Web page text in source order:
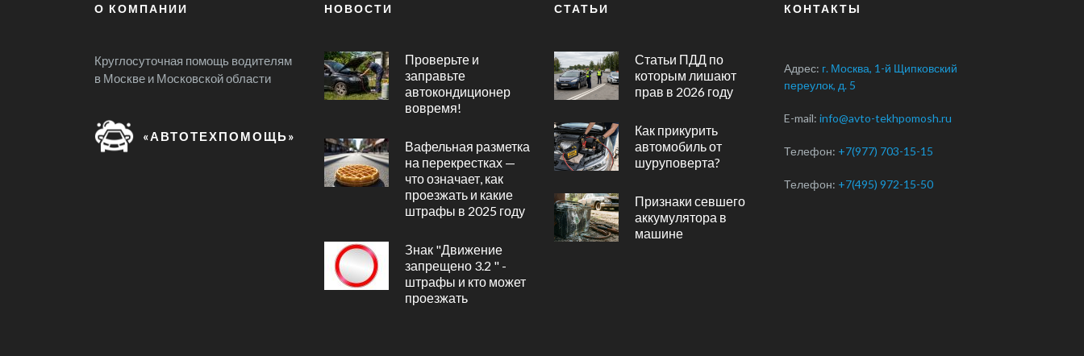
О КОМПАНИИ
Круглосуточная помощь водителям
в Москве и Московской области
«АВТОТЕХПОМОЩЬ»
НОВОСТИ
Проверьте и
заправьте
автокондиционер
вовремя!
Вафельная разметка
на перекрестках —
что означает, как
проезжать и какие
штрафы в 2025 году
Знак "Движение
запрещено 3.2 " -
штрафы и кто может
проезжать
СТАТЬИ
Статьи ПДД по
которым лишают
прав в 2026 году
Как прикурить
автомобиль от
шуруповерта?
Признаки севшего
аккумулятора в
машине
КОНТАКТЫ
Адрес: г. Москва, 1-й Щипковский
переулок, д. 5
E-mail: info@avto-tekhpomosh.ru
Телефон: +7(977) 703-15-15
Телефон: +7(495) 972-15-50